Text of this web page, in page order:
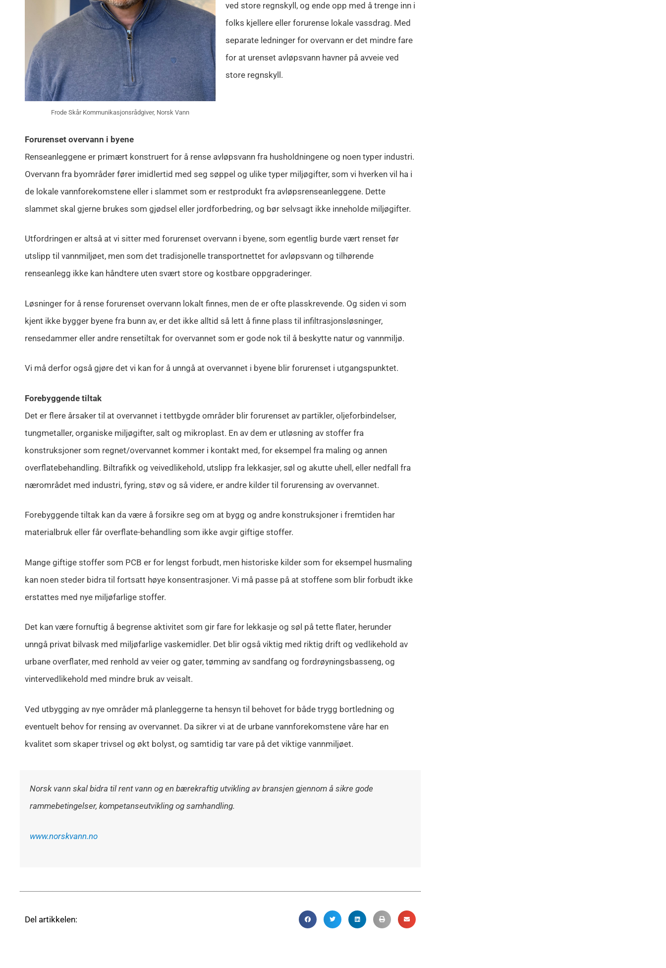
Frode Skår Kommunikasjonsrådgiver, Norsk Vann
ved store regnskyll, og ende opp med å trenge inn i
folks kjellere eller forurense lokale vassdrag. Med
separate ledninger for overvann er det mindre fare
for at urenset avløpsvann havner på avveie ved
store regnskyll.
Forurenset overvann i byene
Renseanleggene er primært konstruert for å rense avløpsvann fra husholdningene og noen typer industri.
Overvann fra byområder fører imidlertid med seg søppel og ulike typer miljøgifter, som vi hverken vil ha i
de lokale vannforekomstene eller i slammet som er restprodukt fra avløpsrenseanleggene. Dette
slammet skal gjerne brukes som gjødsel eller jordforbedring, og bør selvsagt ikke inneholde miljøgifter.
Utfordringen er altså at vi sitter med forurenset overvann i byene, som egentlig burde vært renset før
utslipp til vannmiljøet, men som det tradisjonelle transportnettet for avløpsvann og tilhørende
renseanlegg ikke kan håndtere uten svært store og kostbare oppgraderinger.
Løsninger for å rense forurenset overvann lokalt finnes, men de er ofte plasskrevende. Og siden vi som
kjent ikke bygger byene fra bunn av, er det ikke alltid så lett å finne plass til infiltrasjonsløsninger,
rensedammer eller andre rensetiltak for overvannet som er gode nok til å beskytte natur og vannmiljø.
Vi må derfor også gjøre det vi kan for å unngå at overvannet i byene blir forurenset i utgangspunktet.
Forebyggende tiltak
Det er flere årsaker til at overvannet i tettbygde områder blir forurenset av partikler, oljeforbindelser,
tungmetaller, organiske miljøgifter, salt og mikroplast. En av dem er utløsning av stoffer fra
konstruksjoner som regnet/overvannet kommer i kontakt med, for eksempel fra maling og annen
overflatebehandling. Biltrafikk og veivedlikehold, utslipp fra lekkasjer, søl og akutte uhell, eller nedfall fra
nærområdet med industri, fyring, støv og så videre, er andre kilder til forurensing av overvannet.
Forebyggende tiltak kan da være å forsikre seg om at bygg og andre konstruksjoner i fremtiden har
materialbruk eller får overflate-behandling som ikke avgir giftige stoffer.
Mange giftige stoffer som PCB er for lengst forbudt, men historiske kilder som for eksempel husmaling
kan noen steder bidra til fortsatt høye konsentrasjoner. Vi må passe på at stoffene som blir forbudt ikke
erstattes med nye miljøfarlige stoffer.
Det kan være fornuftig å begrense aktivitet som gir fare for lekkasje og søl på tette flater, herunder
unngå privat bilvask med miljøfarlige vaskemidler. Det blir også viktig med riktig drift og vedlikehold av
urbane overflater, med renhold av veier og gater, tømming av sandfang og fordrøyningsbasseng, og
vintervedlikehold med mindre bruk av veisalt.
Ved utbygging av nye områder må planleggerne ta hensyn til behovet for både trygg bortledning og
eventuelt behov for rensing av overvannet. Da sikrer vi at de urbane vannforekomstene våre har en
kvalitet som skaper trivsel og økt bolyst, og samtidig tar vare på det viktige vannmiljøet.
Norsk vann skal bidra til rent vann og en bærekraftig utvikling av bransjen gjennom å sikre gode
rammebetingelser, kompetanseutvikling og samhandling.
www.norskvann.no
Del artikkelen: